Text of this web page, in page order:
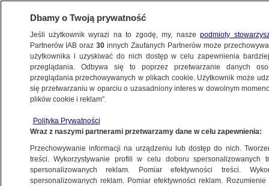
TURCJA
"Wejście Turcji do elitarnego grona".
Podpisano ogromny kontrakt
ŚWIAT
Spadła cysterna, zginęły trzy osoby
Dbamy o Twoją prywatność
Jeśli użytkownik wyrazi na to zgodę, my, naszepodmioty
Partnerów IAB oraz30 innych Zaufanych Partnerów może
użytkownika i uzyskiwać do nich dostęp w celu zapewnienia
przeglądania. Odbywa się to poprzez przetwarzanie danych
przeglądania przechowywanych w plikach cookie. Użytkownik może
się przetwarzaniu w oparciu o uzasadniony interes w dowolnym
plików cookie i reklam”.
Polityka Prywatności
Wraz z naszymi partnerami przetwarzamy dane w celu zapewnienia:
Przechowywanie informacji na urządzeniu lub dostęp do nich.
treści. Wykorzystywanie profili w celu doboru spersonalizowanych
spersonalizowanych reklam. Pomiar efektywności treści.
spersonalizowanych reklam. Pomiar efektywności reklam.